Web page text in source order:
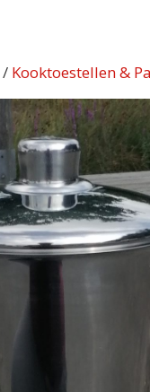
/ Kooktoestellen &